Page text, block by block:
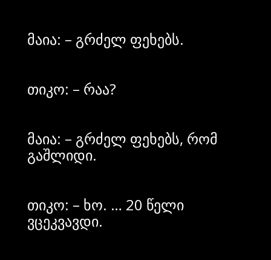
მაია: – გრძელ ფეხებს.
თიკო: – რაა?
მაია: – გრძელ ფეხებს, რომ
გაშლიდი.
თიკო: – ხო. … 20 წელი
ვცეკვავდი.